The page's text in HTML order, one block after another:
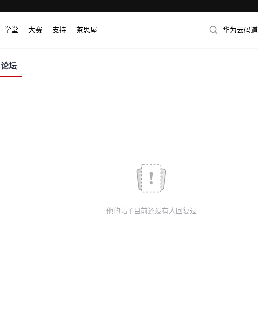
学堂 大赛 支持 茶思屋 华为云码道
论坛
他的帖子目前还没有人回复过